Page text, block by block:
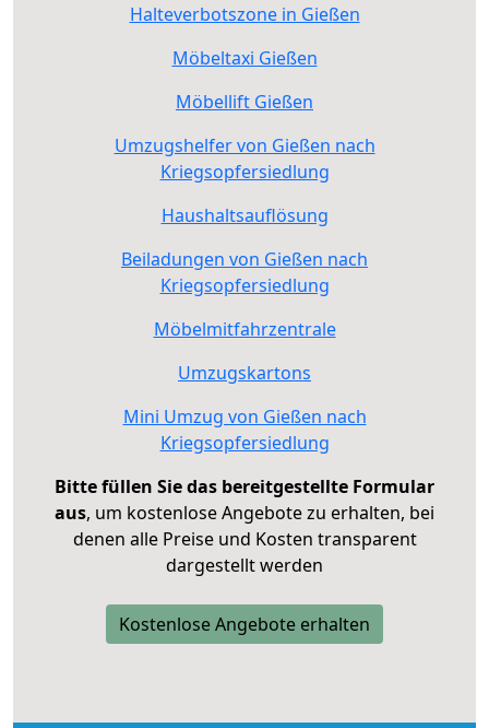
Halteverbotszone in Gießen
Möbeltaxi Gießen
Möbellift Gießen
Umzugshelfer von Gießen nach
Kriegsopfersiedlung
Haushaltsauflösung
Beiladungen von Gießen nach
Kriegsopfersiedlung
Möbelmitfahrzentrale
Umzugskartons
Mini Umzug von Gießen nach
Kriegsopfersiedlung
Bitte füllen Sie das bereitgestellte Formular
aus, um kostenlose Angebote zu erhalten, bei
denen alle Preise und Kosten transparent
dargestellt werden
Kostenlose Angebote erhalten